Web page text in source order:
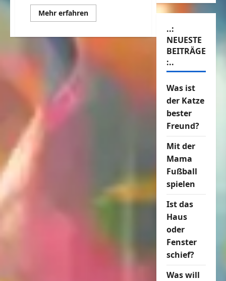
Mehr erfahrenMehr
Informationen
ich
..:
NEUESTE
BEITRÄGE
:..
Was ist
der Katze
bester
Freund?
Mit der
Mama
Fußball
spielen
Ist das
Haus
oder
Fenster
schief?
Was will